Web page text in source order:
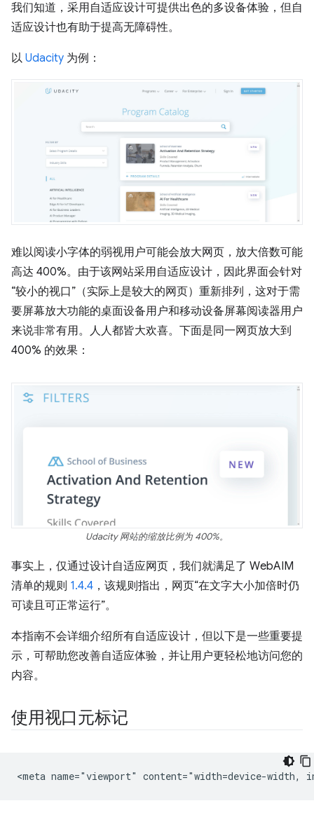
我们知道，采用自适应设计可提供出色的多设备体验，但自
适应设计也有助于提高无障碍性。
以 Udacity 为例：
难以阅读小字体的弱视用户可能会放大网页，放大倍数可能
高达 400%。由于该网站采用自适应设计，因此界面会针对
“较小的视口”（实际上是较大的网页）重新排列，这对于需
要屏幕放大功能的桌面设备用户和移动设备屏幕阅读器用户
来说非常有用。人人都皆大欢喜。下面是同一网页放大到
400% 的效果：
Udacity 网站的缩放比例为 400%。
事实上，仅通过设计自适应网页，我们就满足了 WebAIM
清单的规则 1.4.4 ，该规则指出，网页“在文字大小加倍时仍
可读且可正常运行”。
本指南不会详细介绍所有自适应设计，但以下是一些重要提
示，可帮助您改善自适应体验，并让用户更轻松地访问您的
内容。
使用视口元标记